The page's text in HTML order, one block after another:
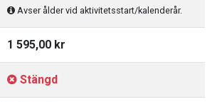
Avser ålder vid aktivitetsstart/kalenderår.
1 595,00 kr
Stängd